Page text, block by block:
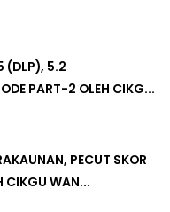
(DLP), 5.2
PART-2 OLEH CIKG...
PECUT SKOR
CIKGU WAN...